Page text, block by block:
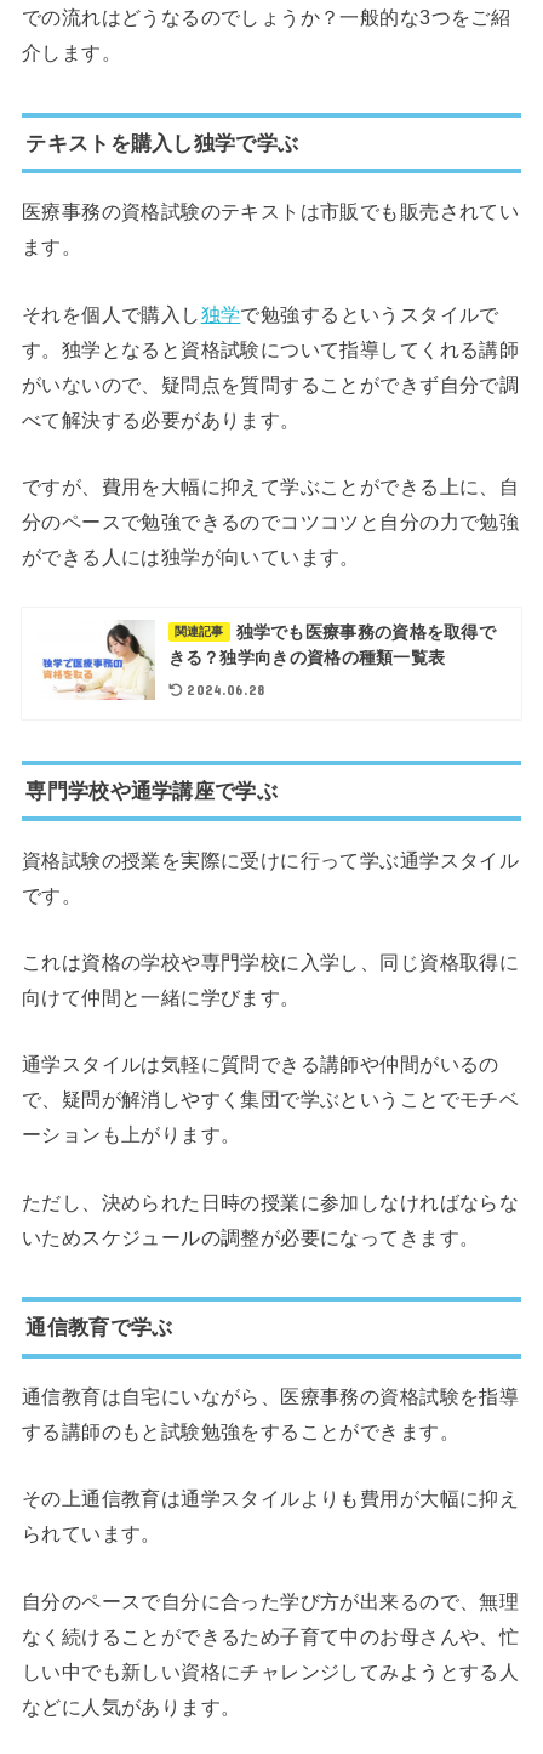
での流れはどうなるのでしょうか？一般的な3つをご紹
介します。
テキストを購入し独学で学ぶ
医療事務の資格試験のテキストは市販でも販売されてい
ます。
それを個人で購入し独学で勉強するというスタイルで
す。独学となると資格試験について指導してくれる講師
がいないので、疑問点を質問することができず自分で調
べて解決する必要があります。
ですが、費用を大幅に抑えて学ぶことができる上に、自
分のペースで勉強できるのでコツコツと自分の力で勉強
ができる人には独学が向いています。
関連記事
独学でも医療事務の資格を取得で
きる？独学向きの資格の種類一覧表
2024.06.28
専門学校や通学講座で学ぶ
資格試験の授業を実際に受けに行って学ぶ通学スタイル
です。
これは資格の学校や専門学校に入学し、同じ資格取得に
向けて仲間と一緒に学びます。
通学スタイルは気軽に質問できる講師や仲間がいるの
で、疑問が解消しやすく集団で学ぶということでモチベ
ーションも上がります。
ただし、決められた日時の授業に参加しなければならな
いためスケジュールの調整が必要になってきます。
通信教育で学ぶ
通信教育は自宅にいながら、医療事務の資格試験を指導
する講師のもと試験勉強をすることができます。
その上通信教育は通学スタイルよりも費用が大幅に抑え
られています。
自分のペースで自分に合った学び方が出来るので、無理
なく続けることができるため子育て中のお母さんや、忙
しい中でも新しい資格にチャレンジしてみようとする人
などに人気があります。